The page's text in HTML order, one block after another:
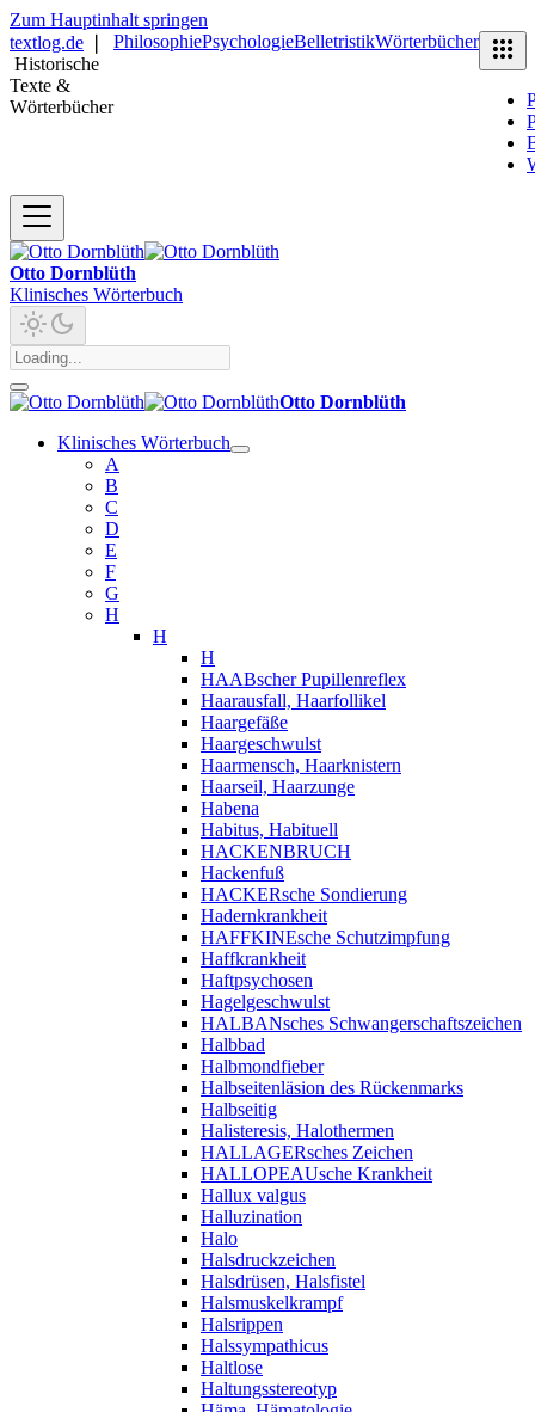
Zum Hauptinhalt springen
textlog.de
Historische
Texte &
Wörterbücher
PhilosophiePsychologieBelletristikWörterbücher
Otto Dornblüth
Klinisches Wörterbuch
Otto Dornblüth
Klinisches Wörterbuch
A
B
C
D
E
F
G
H
H
H
HAABscher Pupillenreflex
Haarausfall, Haarfollikel
Haargefäße
Haargeschwulst
Haarmensch, Haarknistern
Haarseil, Haarzunge
Habena
Habitus, Habituell
HACKENBRUCH
Hackenfuß
HACKERsche Sondierung
Hadernkrankheit
HAFFKINEsche Schutzimpfung
Haffkrankheit
Haftpsychosen
Hagelgeschwulst
HALBANsches Schwangerschaftszeichen
Halbbad
Halbmondfieber
Halbseitenläsion des Rückenmarks
Halbseitig
Halisteresis, Halothermen
HALLAGERsches Zeichen
HALLOPEAUsche Krankheit
Hallux valgus
Halluzination
Halo
Halsdruckzeichen
Halsdrüsen, Halsfistel
Halsmuskelkrampf
Halsrippen
Halssympathicus
Haltlose
Haltungsstereotyp